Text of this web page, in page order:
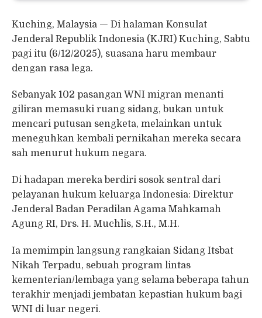
Kuching, Malaysia — Di halaman Konsulat
Jenderal Republik Indonesia (KJRI) Kuching, Sabtu
pagi itu (6/12/2025), suasana haru membaur
dengan rasa lega.
Sebanyak 102 pasangan WNI migran menanti
giliran memasuki ruang sidang, bukan untuk
mencari putusan sengketa, melainkan untuk
meneguhkan kembali pernikahan mereka secara
sah menurut hukum negara.
Di hadapan mereka berdiri sosok sentral dari
pelayanan hukum keluarga Indonesia: Direktur
Jenderal Badan Peradilan Agama Mahkamah
Agung RI, Drs. H. Muchlis, S.H., M.H.
Ia memimpin langsung rangkaian Sidang Itsbat
Nikah Terpadu, sebuah program lintas
kementerian/lembaga yang selama beberapa tahun
terakhir menjadi jembatan kepastian hukum bagi
WNI di luar negeri.